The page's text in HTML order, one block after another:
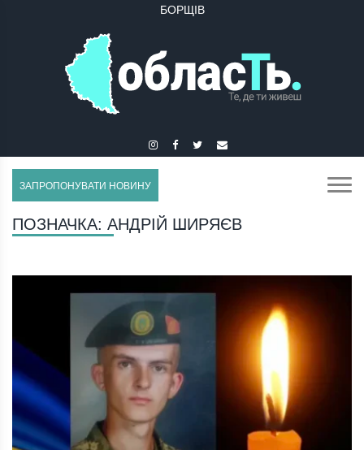
БОРЩІВ
ЗАПРОПОНУВАТИ НОВИНУ
ПОЗНАЧКА: АНДРІЙ ШИРЯЄВ